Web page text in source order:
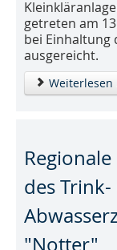
getreten am
bei Einhaltung
ausgereicht.
Weiterlesen
des
"Notter"